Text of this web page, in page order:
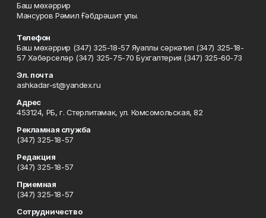
Баш мөхәррир
Мансуров Рәмил Ғәбдрәшит улы.
Телефон
Баш мөхәррир (347) 325-18-57 Яуаплы сәркәтип (347) 325-18-
57 Хәбәрселәр (347) 325-75-70 Бухгалтерия (347) 325-60-73
Эл. почта
ashkadar-st@yandex.ru
Адрес
453124, РБ, г. Стерлитамак, ул. Комсомольская, 82
Рекламная служба
(347) 325-18-57
Редакция
(347) 325-18-57
Приемная
(347) 325-18-57
Сотрудничество